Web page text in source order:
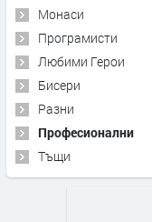
Монаси
Програмисти
Любими Герои
Бисери
Разни
Професионални
Тъщи